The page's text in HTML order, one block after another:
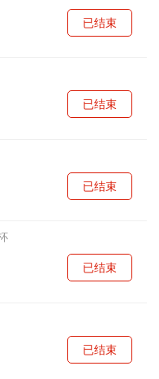
已结束
已结束
已结束
已结束
已结束